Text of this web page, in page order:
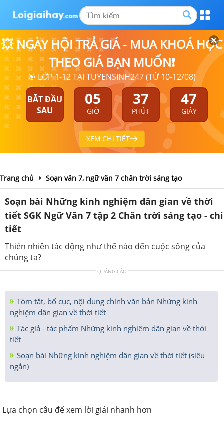
💥 NGÀY HỘI TRẢ GIÁ - MUA KHOÁ HỌC
THEO GIÁ BẠN MUỐN❗
🎯 LỚP 1-12 TẠI TUYENSINH247 (TỪ 10-12/08)
BẮT ĐẦU
SAU
05
GIỜ
37
PHÚT
46
GIÂY
XEM CHI TIẾT
Trang chủ Soạn văn 7, ngữ văn 7 chân trời sáng tạo
Soạn bài Những kinh nghiệm dân gian về thời
tiết SGK Ngữ Văn 7 tập 2 Chân trời sáng tạo - chi
tiết
Thiên nhiên tác động như thế nào đến cuộc sống của
chúng ta?
QUẢNG CÁO
Tóm tắt, bố cục, nội dung chính văn bản Những kinh
nghiệm dân gian về thời tiết
Tác giả - tác phẩm Những kinh nghiệm dân gian về thời
tiết
Soạn bài Những kinh nghiệm dân gian về thời tiết (siêu
ngắn)
Lựa chọn câu để xem lời giải nhanh hơn